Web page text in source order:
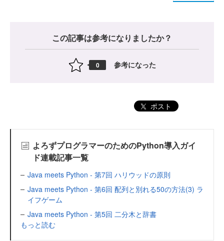
この記事は参考になりましたか？
0 参考になった
ポスト
よろずプログラマーのためのPython導入ガイ
ド連載記事一覧
Java meets Python - 第7回 ハリウッドの原則
Java meets Python - 第6回 配列と別れる50の方法(3) ラ
イフゲーム
Java meets Python - 第5回 二分木と辞書
もっと読む